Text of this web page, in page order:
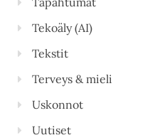
Tekoäly (AI)
Tekstit
Terveys & mieli
Uskonnot
Uutiset